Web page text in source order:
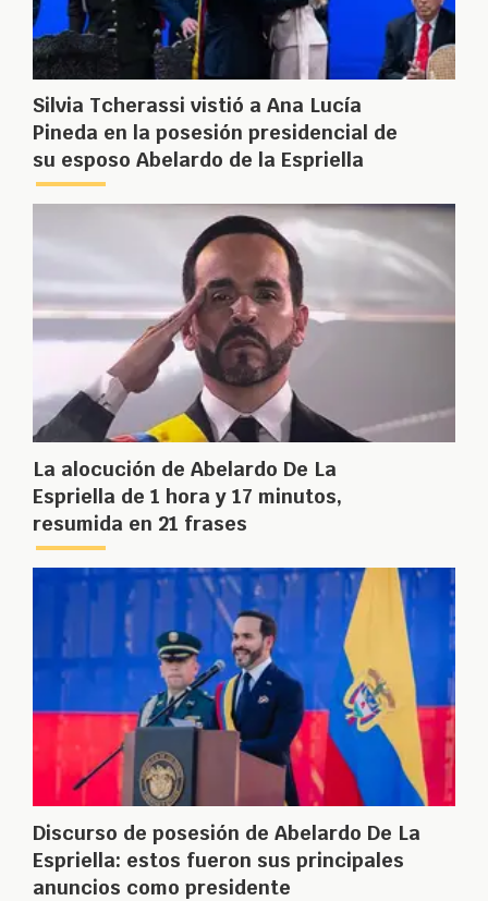
Silvia Tcherassi vistió a Ana Lucía
Pineda en la posesión presidencial de
su esposo Abelardo de la Espriella
La alocución de Abelardo De La
Espriella de 1 hora y 17 minutos,
resumida en 21 frases
Discurso de posesión de Abelardo De La
Espriella: estos fueron sus principales
anuncios como presidente